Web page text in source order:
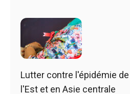
Lutter contre l'épidémie
l'Est et en Asie centrale